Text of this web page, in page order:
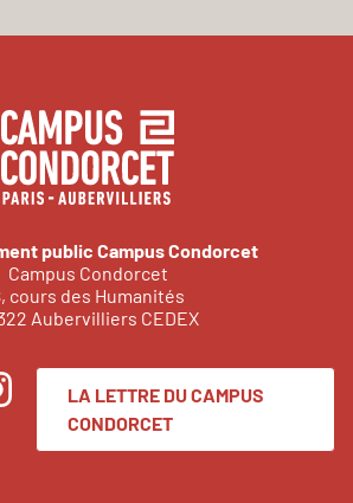
public Campus Condorcet
Campus Condorcet
cours des Humanités
Aubervilliers CEDEX
LA LETTRE DU CAMPUS
CONDORCET